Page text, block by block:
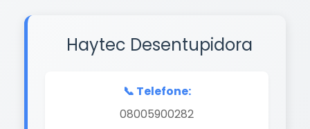
Haytec Desentupidora
📞 Telefone:
08005900282